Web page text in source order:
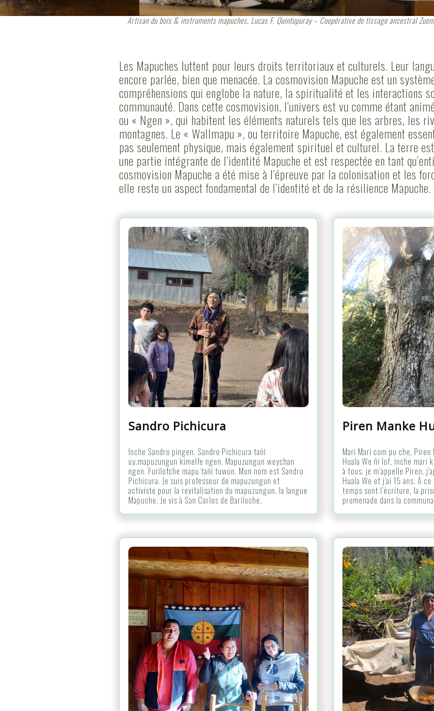
Artisan du bois & instruments mapuches, Lucas F. Quintupuray – Coopérative de tissage ancestral
Les Mapuches luttent pour leurs droits territoriaux et culturels. Leur
encore parlée, bien que menacée. La cosmovision Mapuche est un
compréhensions qui englobe la nature, la spiritualité et les interactions
communauté. Dans cette cosmovision, l’univers est vu comme étant
ou « Ngen », qui habitent les éléments naturels tels que les arbres, les
montagnes. Le « Wallmapu », ou territoire Mapuche, est également
pas seulement physique, mais également spirituel et culturel. La terre
une partie intégrante de l’identité Mapuche et est respectée en tant
cosmovision Mapuche a été mise à l’épreuve par la colonisation et les
elle reste un aspect fondamental de l’identité et de la résilience Mapuche.
Sandro Pichicura
Inche Sandro pingen. Sandro Pichicura tañi
üy.mapuzungun kimelfe ngen. Mapuzungun weychan
ngen. Furilofche mapu tañi tuwün. Mon nom est Sandro
Pichicura. Je suis professeur de mapuzungun et
activiste pour la revitalisation du mapuzungun, la langue
Mapuche. Je vis à San Carlos de Bariloche.
Piren Manke
Mari Mari com pu che,
Huala We ñi lof, inche mari
à tous, je m’appelle Piren,
Huala We et j’ai 15 ans. À
temps sont l’écriture, la
promenade dans la